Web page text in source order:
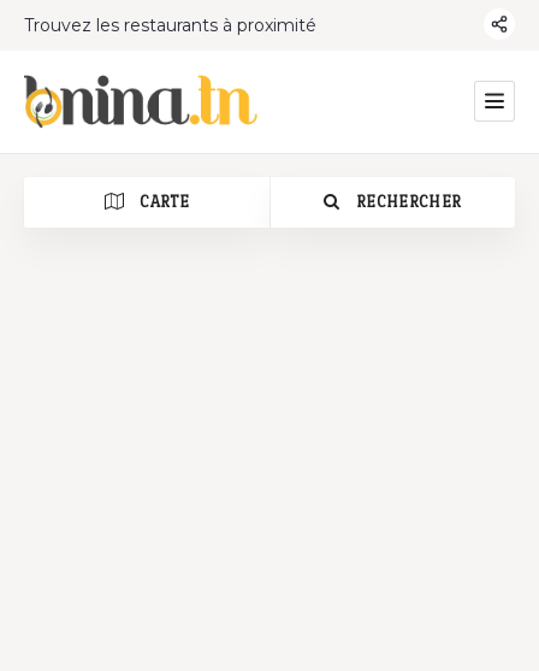
Trouvez les restaurants à proximité
CARTE RECHERCHER